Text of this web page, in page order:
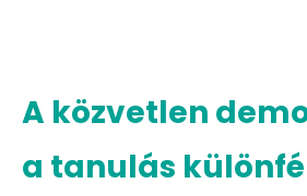
A közvetlen
a tanulás